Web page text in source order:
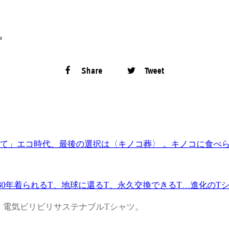
Share Tweet
」エコ時代、最後の選択は〈キノコ葬〉 。キノコに食べ
年着られるT、地球に還るT、永久交換できるT…進化のT
気ビリビリサステナブルTシャツ。